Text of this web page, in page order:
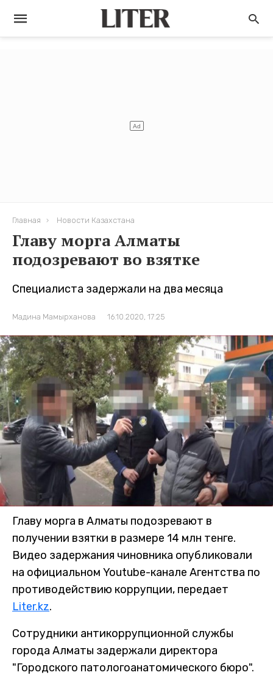
Главная Новости Казахстана
Главу морга Алматы
подозревают во взятке
Специалиста задержали на два месяца
Мадина Мамырханова 16.10.2020, 17:25
Главу морга в Алматы подозревают в
получении взятки в размере 14 млн тенге.
Видео задержания чиновника опубликовали
на официальном Youtube-канале Агентства по
противодействию коррупции, передает
Liter.kz.
Сотрудники антикоррупционной службы
города Алматы задержали директора
"Городского патологоанатомического бюро".